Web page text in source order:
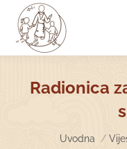
Radionica
Uvodna